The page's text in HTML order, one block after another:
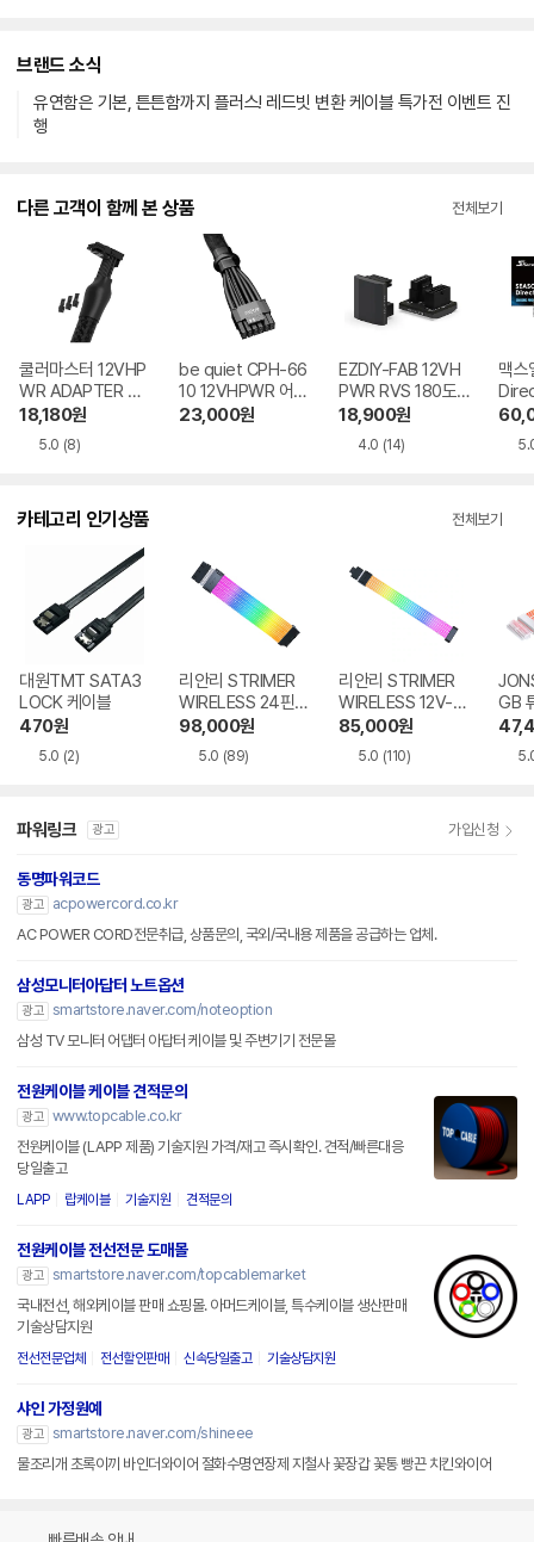
브랜드 소식
유연함은 기본, 튼튼함까지 플러스! 레드빗 변환 케이블 특가전 이벤트 진
행
다른 고객이 함께 본 상품 전체보기
쿨러마스터 12VHP
WR ADAPTER CA
BLE 3.0 Type 1 0.
18,180원
5.0 (8)
be quiet CPH-66
10 12VHPWR 어댑
터 케이블 0.6m
23,000원
EZDIY-FAB 12VH
PWR RVS 180도
THIN 어댑터 블랙
18,900원
4.0 (14)
맥스
bo
카테고리 인기상품 전체보기
대원TMT SATA3
LOCK 케이블
470원
5.0 (2)
리안리 STRIMER
WIRELESS 24핀
케이블
98,000원
5.0 (89)
리안리 STRIMER
WIRELESS 12V-2
X6 케이블
85,000원
5.0 (110)
GB
블
파워링크 광고 가입신청
동명파워코드
광고
acpowercord.co.kr
AC POWER CORD전문취급, 상품문의, 국외/국내용 제품을 공급하는 업체.
삼성모니터아답터 노트옵션
광고
smartstore.naver.com/noteoption
삼성 TV 모니터 어댑터 아답터 케이블 및 주변기기 전문몰
전원케이블 케이블 견적문의
광고
www.topcable.co.kr
전원케이블 (LAPP 제품) 기술지원 가격/재고 즉시확인. 견적/빠른대응
당일출고
LAPP 랍케이블 기술지원 견적문의
전원케이블 전선전문 도매몰
광고
smartstore.naver.com/topcablemarket
국내전선, 해외케이블 판매 쇼핑몰. 아머드케이블, 특수케이블 생산판매
기술상담지원
전선전문업체 전선할인판매 신속당일출고 기술상담지원
샤인 가정원예
광고
smartstore.naver.com/shineee
물조리개 초록이끼 바인더와이어 절화수명연장제 지철사 꽃장갑 꽃통 빵끈 치킨와이어